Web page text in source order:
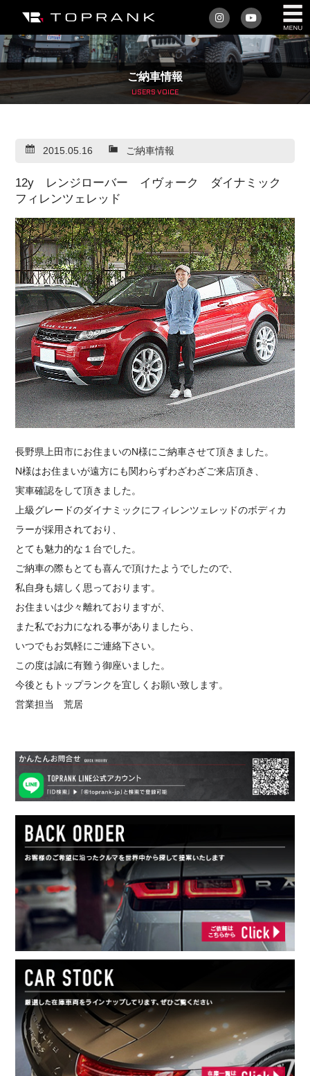
私たちについて
車を買う
アフターサービス
車を売る
店舗/スタッフ情報
インフォメーション
トップランク・マガジン
採用情報
ご納車情報
USERS VOICE
2015.05.16 ご納車情報
12y レンジローバー イヴォーク ダイナミック
フィレンツェレッド
長野県上田市にお住まいのN様にご納車させて頂きました。
N様はお住まいが遠方にも関わらずわざわざご来店頂き、
実車確認をして頂きました。
上級グレードのダイナミックにフィレンツェレッドのボディカ
ラーが採用されており、
とても魅力的な１台でした。
ご納車の際もとても喜んで頂けたようでしたので、
私自身も嬉しく思っております。
お住まいは少々離れておりますが、
また私でお力になれる事がありましたら、
いつでもお気軽にご連絡下さい。
この度は誠に有難う御座いました。
今後ともトップランクを宜しくお願い致します。
営業担当 荒居